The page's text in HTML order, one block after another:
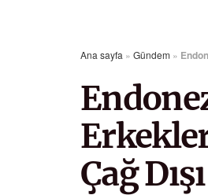
Ana sayfa » Gündem »
Çağ